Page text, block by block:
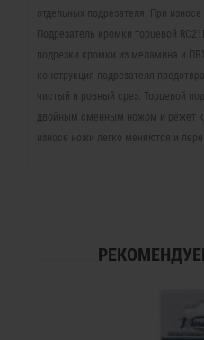
отдельных подрезателя. При
Подрезатель кромки торцевой
подрезки кромки из меламина и
конструкция подрезателя
чистый и ровный срез. Торцевой
двойным сменным ножом и режет
износе ножи легко меняются и